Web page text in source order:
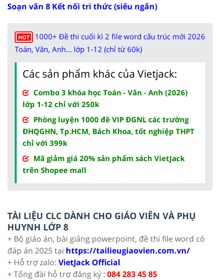
Soạn văn 8 Kết nối tri thức (siêu ngắn)
HOT
1000+ Đề thi cuối kì 2 file word cấu trúc mới 2026
Toán, Văn, Anh... lớp 1-12 (chỉ từ 60k)
Các sản phẩm khác của Vietjack:
Combo 3 khóa học Toán - Văn - Anh (2026)
lớp 1-12 chỉ với 250k
Phòng luyện 1000 đề VIP ĐGNL các trường
ĐHQGHN, Tp.HCM, Bách Khoa, tốt nghiệp THPT
chỉ với 399k
Mã giảm giá 20% sản phẩm sách VietJack
trên Shopee mall
TÀI LIỆU CLC DÀNH CHO GIÁO VIÊN VÀ PHỤ
HUYNH LỚP 8
+ Bộ giáo án, bài giảng powerpoint, đề thi file word có
đáp án 2025 tại https://tailieugiaovien.com.vn/
+ Hỗ trợ zalo: VietJack Official
+ Tổng đài hỗ trợ đăng ký : 084 283 45 85